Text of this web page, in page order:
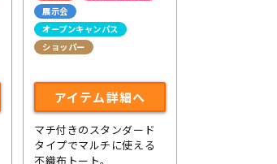
展示会
オープンキャンパス
ショッパー
アイテム詳細へ
マチ付きのスタンダード
タイプでマルチに使える
不織布トート。